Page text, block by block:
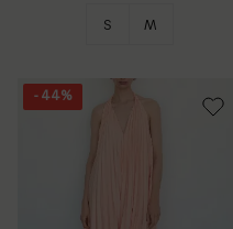
S M
- 44%